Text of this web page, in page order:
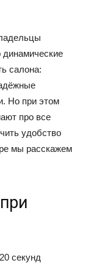
динамические
салона:
Но при этом
про все
удобство
мы расскажем
секунд